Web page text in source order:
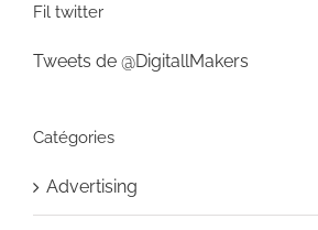
Fil twitter
Tweets de @DigitallMakers
Catégories
Advertising